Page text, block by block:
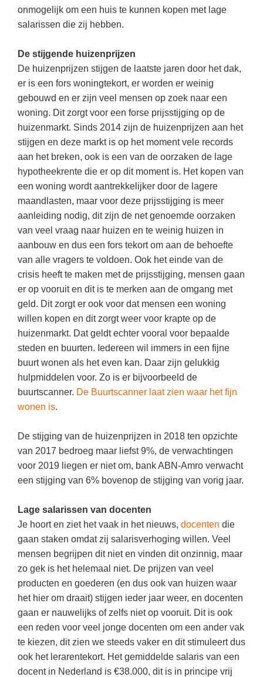
Den Haag(40)
Zoetermeer(18)
Eindhoven (17)
Alkmaar (16)
Haarlem(16)
Klassieke Talen
Levensbeschouwing
Maatschappijleer
Muziek
Natuurkunde
Nederlands
Rekenen / Wiskunde
Scheikunde
Sociale vaardigheden
Spaans
Studievaardigheden
Techniek
Topografie
Verkeer
Verzorging
THEMA'S
Budgetteren
De boerderij
Duurzaamheid
Eerste wereldoorlog
Evolutieleer
Kerstfeest
Kinderboekenweek
Kleurplaten
Mediawijsheid
Nieuws
Onderwijsprijs
Ruimte
Meesterbaan onderwijsvacatures
LEERMETHODEN
Biologie
Examentraining
Frans
Geschiedenis
Media
Nederlands
Rekenen
Sociale vaardigheden
Studievaardigheden
Taalvaardigheden
LESMATERIAAL
Beeldende Vorming
Biologie
Geld PO
Geld VO
Geschiedenis
Orientatie
Rekenen
Sociale vaardigheden
Taalvaardigheid
Vakoverstijgend
Verzorging
MEER...
AI voor het onderwijs
Kruiswoordpuzzels
Onderwijslonen
Vrijeschoolonderwijs
onmogelijk om een huis te kunnen kopen met lage
salarissen die zij hebben.
De stijgende huizenprijzen
De huizenprijzen stijgen de laatste jaren door het dak,
er is een fors woningtekort, er worden er weinig
gebouwd en er zijn veel mensen op zoek naar een
woning. Dit zorgt voor een forse prijsstijging op de
huizenmarkt. Sinds 2014 zijn de huizenprijzen aan het
stijgen en deze markt is op het moment vele records
aan het breken, ook is een van de oorzaken de lage
hypotheekrente die er op dit moment is. Het kopen van
een woning wordt aantrekkelijker door de lagere
maandlasten, maar voor deze prijsstijging is meer
aanleiding nodig, dit zijn de net genoemde oorzaken
van veel vraag naar huizen en te weinig huizen in
aanbouw en dus een fors tekort om aan de behoefte
van alle vragers te voldoen. Ook het einde van de
crisis heeft te maken met de prijsstijging, mensen gaan
er op vooruit en dit is te merken aan de omgang met
geld. Dit zorgt er ook voor dat mensen een woning
willen kopen en dit zorgt weer voor krapte op de
huizenmarkt. Dat geldt echter vooral voor bepaalde
steden en buurten. Iedereen wil immers in een fijne
buurt wonen als het even kan. Daar zijn gelukkig
hulpmiddelen voor. Zo is er bijvoorbeeld de
buurtscanner. De Buurtscanner laat zien waar het fijn
wonen is.
De stijging van de huizenprijzen in 2018 ten opzichte
van 2017 bedroeg maar liefst 9%, de verwachtingen
voor 2019 liegen er niet om, bank ABN-Amro verwacht
een stijging van 6% bovenop de stijging van vorig jaar.
Lage salarissen van docenten
Je hoort en ziet het vaak in het nieuws, docenten die
gaan staken omdat zij salarisverhoging willen. Veel
mensen begrijpen dit niet en vinden dit onzinnig, maar
zo gek is het helemaal niet. De prijzen van veel
producten en goederen (en dus ook van huizen waar
het hier om draait) stijgen ieder jaar weer, en docenten
gaan er nauwelijks of zelfs niet op vooruit. Dit is ook
een reden voor veel jonge docenten om een ander vak
te kiezen, dit zien we steeds vaker en dit stimuleert dus
ook het lerarentekort. Het gemiddelde salaris van een
docent in Nederland is €38.000, dit is in principe vrij